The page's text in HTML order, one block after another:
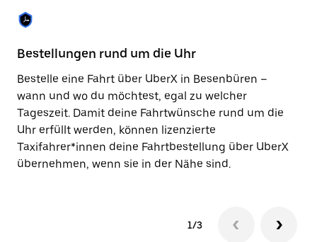
Bestellungen rund um die Uhr
Bestelle eine Fahrt über UberX in Besenbüren –
wann und wo du möchtest, egal zu welcher
Tageszeit. Damit deine Fahrtwünsche rund um die
Uhr erfüllt werden, können lizenzierte
Taxifahrer*innen deine Fahrtbestellung über UberX
übernehmen, wenn sie in der Nähe sind.
1/3